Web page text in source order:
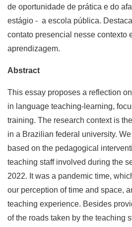
de oportunidade de prática e do
estágio - a escola pública.
contato presencial nesse contexto
aprendizagem.
Abstract
This essay proposes a reflection
in language teaching-learning,
training. The research context is
in a Brazilian federal university.
based on the pedagogical
teaching staff involved during the
2022. It was a pandemic time,
our perception of time and space,
teaching experience. Besides
of the roads taken by the teaching